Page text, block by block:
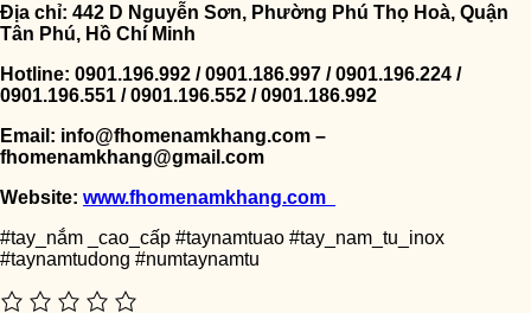
Địa chỉ: 442 D Nguyễn Sơn, Phường Phú Thọ Hoà, Quận
Tân Phú, Hồ Chí Minh
Hotline: 0901.196.992 / 0901.186.997 / 0901.196.224 /
0901.196.551 / 0901.196.552 / 0901.186.992
Email: info@fhomenamkhang.com –
fhomenamkhang@gmail.com
Website: www.fhomenamkhang.com
#tay_nắm _cao_cấp #taynamtuao #tay_nam_tu_inox
#taynamtudong #numtaynamtu